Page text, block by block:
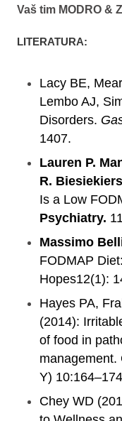
Vaš tim MODRO &
LITERATURA:
Lacy BE,
Lembo AJ,
Disorders.
1407.
Lauren P.
R.
Is a Low
Psychiatry.
Massimo
FODMAP
Hopes12(1):
Hayes PA,
(2014):
of food in
management.
Y)
Chey WD